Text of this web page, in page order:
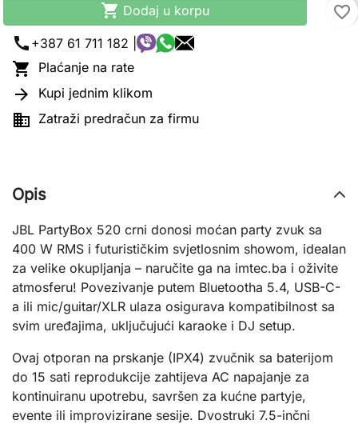
 Dodaj u korpu
favorite_border
call +387 61 711 182 |
 Plaćanje na rate
 Kupi jednim klikom
 Zatraži predračun za firmu
Opis
JBL PartyBox 520 crni donosi moćan party zvuk sa
400 W RMS i futurističkim svjetlosnim showom, idealan
za velike okupljanja – naručite ga na imtec.ba i oživite
atmosferu! Povezivanje putem Bluetootha 5.4, USB-C-
a ili mic/guitar/XLR ulaza osigurava kompatibilnost sa
svim uređajima, uključujući karaoke i DJ setup.
Ovaj otporan na prskanje (IPX4) zvučnik sa baterijom
do 15 sati reprodukcije zahtijeva AC napajanje za
kontinuiranu upotrebu, savršen za kućne partyje,
evente ili improvizirane sesije. Dvostruki 7.5-inčni